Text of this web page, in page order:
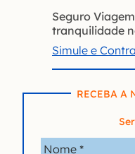
Seguro
tranquilidade
Simule e
RECEBA A